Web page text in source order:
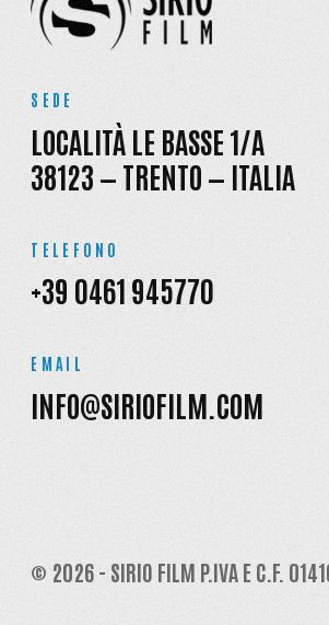
SEDE
LOCALITÀ LE BASSE 1/A
38123 — TRENTO — ITALIA
TELEFONO
+39 0461 945770
EMAIL
INFO@SIRIOFILM.COM
© 2026 - SIRIO FILM P.IVA E C.F.